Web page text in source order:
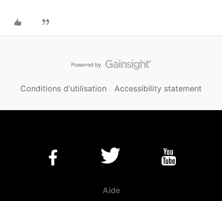
Conditions d'utilisation Accessibility statement
Aide